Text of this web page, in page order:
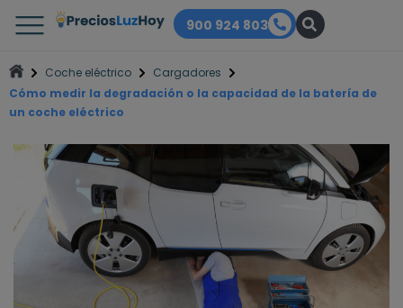
900 924 803
Coche eléctrico
Cargadores
Cómo medir la degradación o la capacidad de la batería de
un coche eléctrico